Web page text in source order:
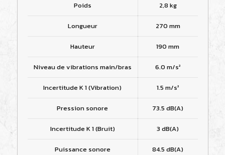
Poids 2,8 kg
Longueur 270 mm
Hauteur 190 mm
Niveau de vibrations main/bras 6.0 m/s²
Incertitude K 1 (Vibration) 1.5 m/s²
Pression sonore 73.5 dB(A)
Incertitude K 1 (Bruit) 3 dB(A)
Puissance sonore 84.5 dB(A)